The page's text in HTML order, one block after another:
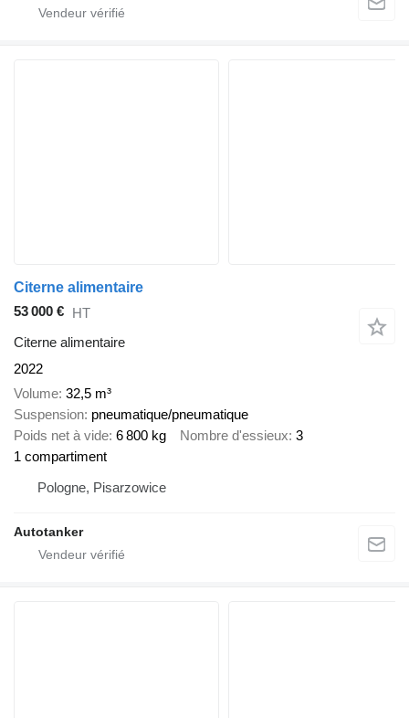
Citerne alimentaire
53 000 € HT
Citerne alimentaire
2022
Volume 32,5 m³
Suspension pneumatique/pneumatique
Poids net à vide 6 800 kg Nombre d'essieux 3
1 compartiment
Pologne, Pisarzowice
Autotanker